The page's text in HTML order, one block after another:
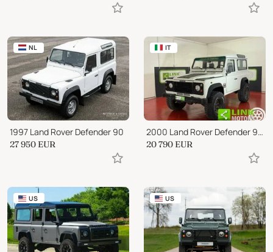
NL
1997 Land Rover Defender 90
27 950 EUR
IT
2000 Land Rover Defender 90 2.5 Td5 S.W.
20 790 EUR
US US